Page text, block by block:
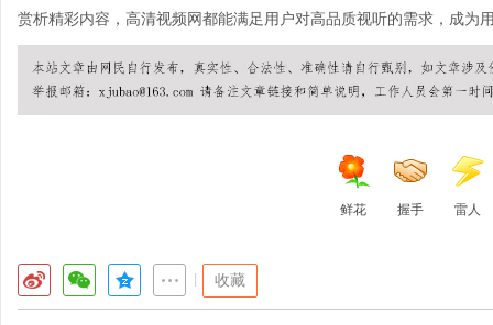
赏析精彩内容，高清视频网都能满足用户对高品质视听的需求，成为
鲜花 握手 雷人
收藏